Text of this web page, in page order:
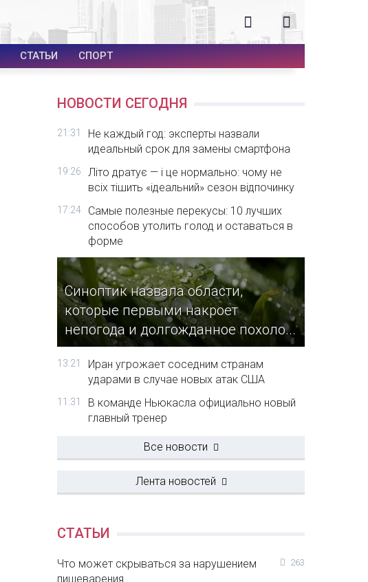
СТАТЬИ СПОРТ
НОВОСТИ СЕГОДНЯ
21:31
Не каждый год: эксперты назвали
идеальный срок для замены смартфона
19:26
Літо дратує — і це нормально: чому не
всіх тішить «ідеальний» сезон відпочинку
17:24
Самые полезные перекусы: 10 лучших
способов утолить голод и оставаться в
форме
Синоптик назвала области,
которые первыми накроет
непогода и долгожданное похоло...
13:21
Иран угрожает соседним странам
ударами в случае новых атак США
11:31
В команде Ньюкасла официально новый
главный тренер
Все новости
Лента новостей
СТАТЬИ
Что может скрываться за нарушением
пищеварения
263